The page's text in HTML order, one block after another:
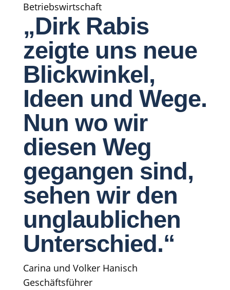
Betriebswirtschaft
„Dirk Rabis
zeigte uns neue
Blickwinkel,
Ideen und Wege.
Nun wo wir
diesen Weg
gegangen sind,
sehen wir den
unglaublichen
Unterschied.“
Carina und Volker Hanisch
Geschäftsführer